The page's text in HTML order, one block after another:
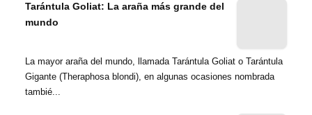
Tarántula Goliat: La araña más grande del
mundo
La mayor araña del mundo, llamada Tarántula Goliat o Tarántula
Gigante (Theraphosa blondi), en algunas ocasiones nombrada
tambié...